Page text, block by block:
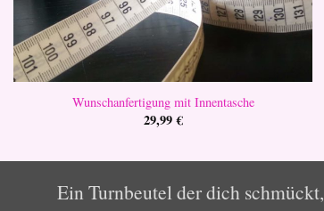
Wunschanfertigung mit Innentasche
29,99€
Ein Turnbeutel der dich schmückt,